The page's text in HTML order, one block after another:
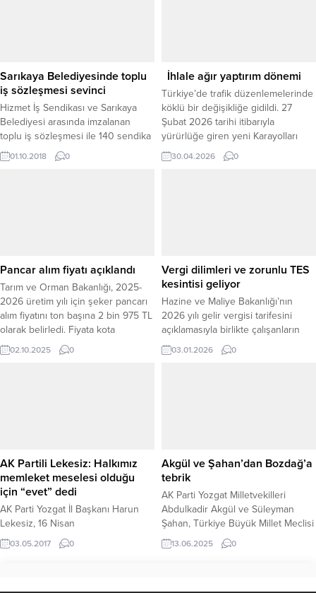
Sarıkaya Belediyesinde toplu
iş sözleşmesi sevinci
Hizmet İş Sendikası ve Sarıkaya
Belediyesi arasında imzalanan
toplu iş sözleşmesi ile 140 sendika
üyesi işçi sendikal ücretlerinde
zam yapıldı.
01.10.2018 0
İhlale ağır yaptırım dönemi
Türkiye’de trafik düzenlemelerinde
köklü bir değişikliğe gidildi. 27
Şubat 2026 tarihi itibarıyla
yürürlüğe giren yeni Karayolları
Trafik Kanunu ile birlikte,
geleneksel idari para cezası
30.04.2026 0
Pancar alım fiyatı açıklandı
Tarım ve Orman Bakanlığı, 2025-
2026 üretim yılı için şeker pancarı
alım fiyatını ton başına 2 bin 975 TL
olarak belirledi. Fiyata kota
tamamlama primi de dahil edildi.
Türkiye Şeker Fabrikaları AŞ
02.10.2025 0
Vergi dilimleri ve zorunlu TES
kesintisi geliyor
Hazine ve Maliye Bakanlığı’nın
2026 yılı gelir vergisi tarifesini
açıklamasıyla birlikte çalışanların
maaşlarını etkileyecek yeni
düzenlemeler netleşti. Vergi
kapsayacak TES kapsamında
maaşlardan kesinti yapılacak, ancak
bu kesintiler gelir...
03.01.2026 0
AK Partili Lekesiz: Halkımız
memleket meselesi olduğu
için “evet” dedi
AK Parti Yozgat İl Başkanı Harun
Lekesiz, 16 Nisan
Cumhurbaşkanlığı Hükümet Sistemi
ve Anayasa değişikliği halk
03.05.2017 0
Akgül ve Şahan’dan Bozdağ’a
tebrik
AK Parti Yozgat Milletvekilleri
Abdulkadir Akgül ve Süleyman
Şahan, Türkiye Büyük Millet Meclisi
(TBMM) Başkanvekilliği görevine
yeniden seçilen Şanlıurfa
13.06.2025 0